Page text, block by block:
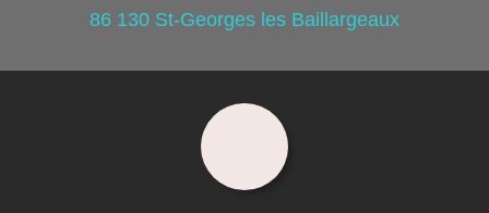
86 130 St-Georges les Baillargeaux